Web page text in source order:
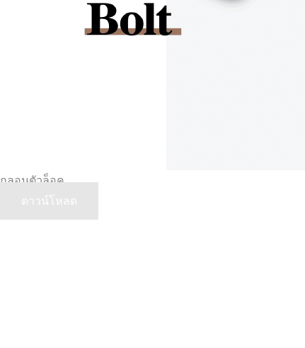
กลอนตัวล็อค
ดาวน์โหลด